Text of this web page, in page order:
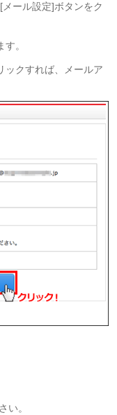
ール設定]ボタンをク
。
ックすれば、メールア
い。